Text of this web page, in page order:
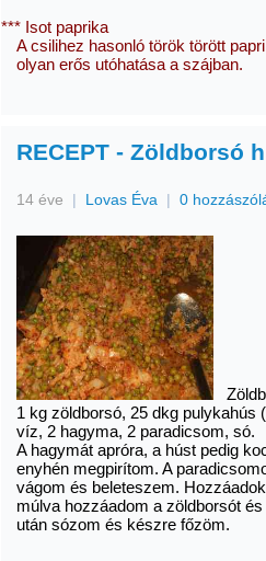
*** Isot paprika
A csilihez hasonló török törött
olyan erős utóhatása a szájban.
RECEPT - Zöldborsó
14 éve | Lovas Éva | 0
1 kg zöldborsó, 25 dkg
víz, 2 hagyma, 2 paradicsom, só.
A hagymát apróra, a húst pedig
enyhén megpirítom. A
vágom és beleteszem.
múlva hozzáadom a zöldborsót
után sózom és készre főzöm.